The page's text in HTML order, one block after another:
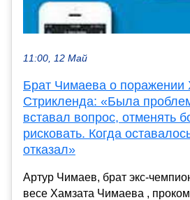
11:00, 12 Май
Брат Чимаева о поражении
Стрикленда: «Была
вставал вопрос, отменять
рисковать. Когда
отказал»
Артур Чимаев, брат экс-
весе Хамзата Чимаева ,